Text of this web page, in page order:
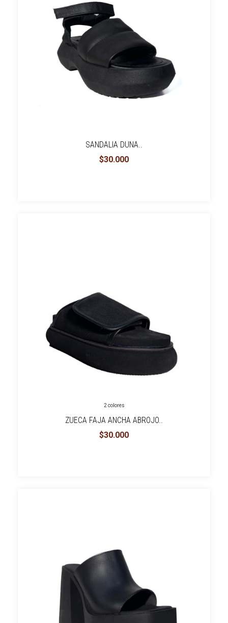
SANDALIA DUNA..
$30.000
2 colores
ZUECA FAJA ANCHA ABROJO..
$30.000